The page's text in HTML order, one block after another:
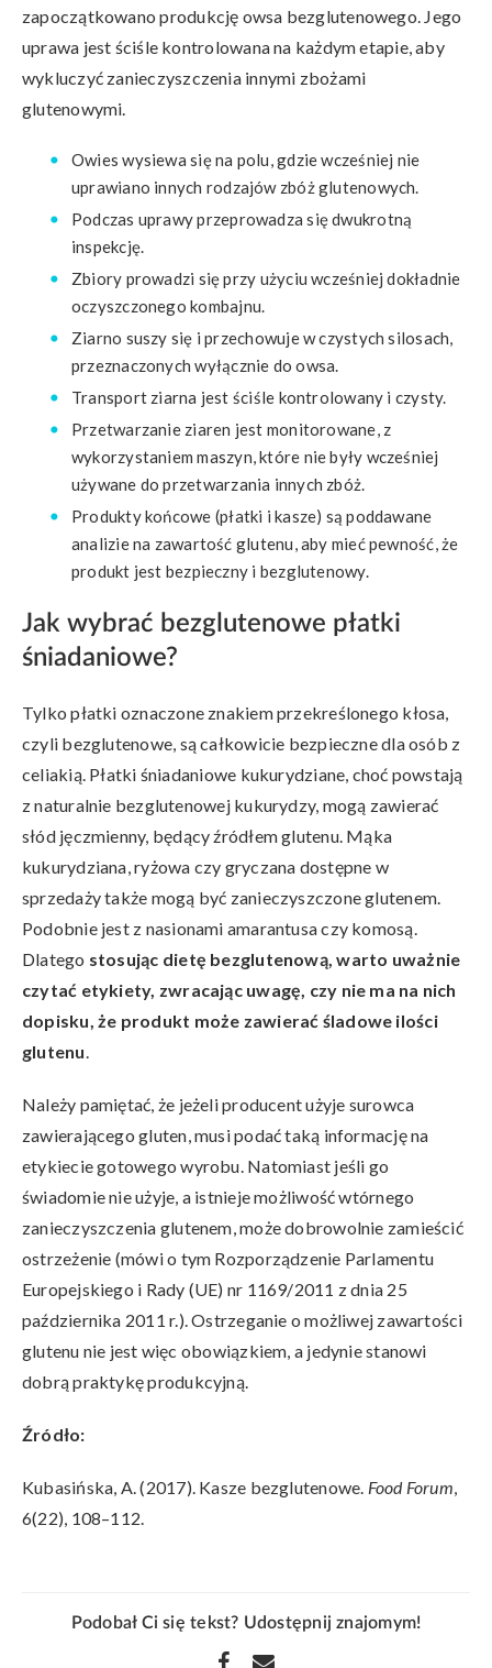
zapoczątkowano produkcję owsa bezglutenowego. Jego
uprawa jest ściśle kontrolowana na każdym etapie, aby
wykluczyć zanieczyszczenia innymi zbożami
glutenowymi.
Owies wysiewa się na polu, gdzie wcześniej nie
uprawiano innych rodzajów zbóż glutenowych.
Podczas uprawy przeprowadza się dwukrotną
inspekcję.
Zbiory prowadzi się przy użyciu wcześniej dokładnie
oczyszczonego kombajnu.
Ziarno suszy się i przechowuje w czystych silosach,
przeznaczonych wyłącznie do owsa.
Transport ziarna jest ściśle kontrolowany i czysty.
Przetwarzanie ziaren jest monitorowane, z
wykorzystaniem maszyn, które nie były wcześniej
używane do przetwarzania innych zbóż.
Produkty końcowe (płatki i kasze) są poddawane
analizie na zawartość glutenu, aby mieć pewność, że
produkt jest bezpieczny i bezglutenowy.
Jak wybrać bezglutenowe płatki
śniadaniowe?
Tylko płatki oznaczone znakiem przekreślonego kłosa,
czyli bezglutenowe, są całkowicie bezpieczne dla osób z
celiakią. Płatki śniadaniowe kukurydziane, choć powstają
z naturalnie bezglutenowej kukurydzy, mogą zawierać
słód jęczmienny, będący źródłem glutenu. Mąka
kukurydziana, ryżowa czy gryczana dostępne w
sprzedaży także mogą być zanieczyszczone glutenem.
Podobnie jest z nasionami amarantusa czy komosą.
Dlatego stosując dietę bezglutenową, warto uważnie
czytać etykiety, zwracając uwagę, czy nie ma na nich
dopisku, że produkt może zawierać śladowe ilości
glutenu.
Należy pamiętać, że jeżeli producent użyje surowca
zawierającego gluten, musi podać taką informację na
etykiecie gotowego wyrobu. Natomiast jeśli go
świadomie nie użyje, a istnieje możliwość wtórnego
zanieczyszczenia glutenem, może dobrowolnie zamieścić
ostrzeżenie (mówi o tym Rozporządzenie Parlamentu
Europejskiego i Rady (UE) nr 1169/2011 z dnia 25
października 2011 r.). Ostrzeganie o możliwej zawartości
glutenu nie jest więc obowiązkiem, a jedynie stanowi
dobrą praktykę produkcyjną.
Źródło:
Kubasińska, A. (2017). Kasze bezglutenowe. Food Forum,
6(22), 108–112.
Podobał Ci się tekst? Udostępnij znajomym!